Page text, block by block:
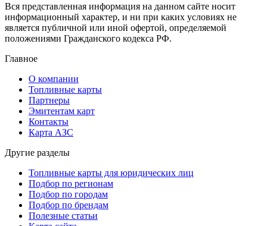
Вся представленная информация на данном сайте носит
информационный характер, и ни при каких условиях не
является публичной или иной офертой, определяемой
положениями Гражданского кодекса РФ.
Главное
О компании
Топливные карты
Партнеры
Эмитентам карт
Контакты
Карта АЗС
Другие разделы
Топливные карты для юридических лиц
Подбор по регионам
Подбор по городам
Подбор по брендам
Полезные статьи